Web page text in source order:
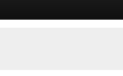
fiind de 6%